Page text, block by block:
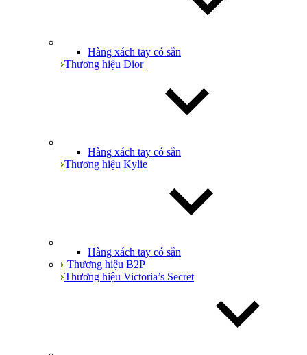
Hàng xách tay có sẵn
Thương hiệu Dior
Hàng xách tay có sẵn
Thương hiệu Kylie
Hàng xách tay có sẵn
Thương hiệu B2P
Thương hiệu Victoria’s Secret